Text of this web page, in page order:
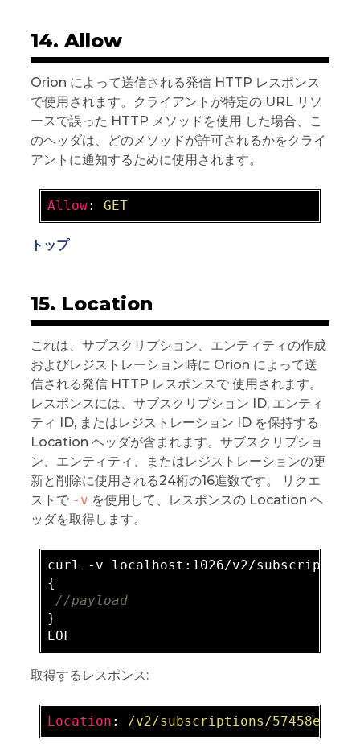
14. Allow
Orion によって送信される発信 HTTP レスポンス
で使用されます。クライアントが特定の URL リソ
ースで誤った HTTP メソッドを使用 した場合、こ
のヘッダは、どのメソッドが許可されるかをクライ
アントに通知するために使用されます。
Allow: GET
トップ
15. Location
これは、サブスクリプション、エンティティの作成
およびレジストレーション時に Orion によって送
信される発信 HTTP レスポンスで 使用されます。
レスポンスには、サブスクリプション ID, エンティ
ティ ID, またはレジストレーション ID を保持する
Location ヘッダが含まれます。サブスクリプショ
ン、エンティティ、またはレジストレーションの更
新と削除に使用される24桁の16進数です。 リクエ
ストで -v を使用して、レスポンスの Location ヘ
ッダを取得します。
curl -v localhost:1026/v2/
{
//payload
}
取得するレスポンス:
Location : /v2/subscriptions/